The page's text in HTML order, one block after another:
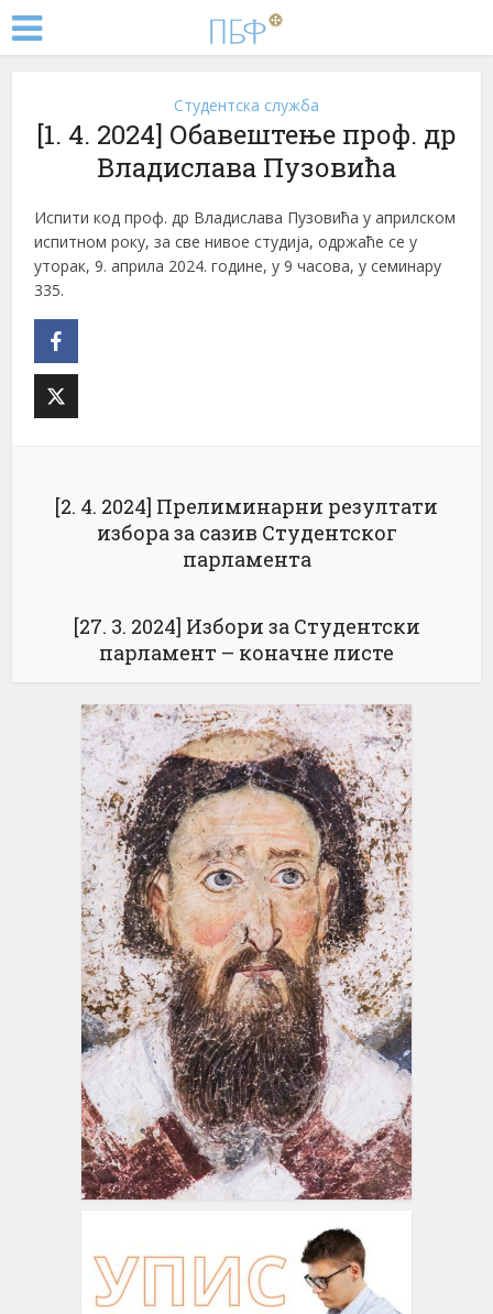
Студентска служба
[1. 4. 2024] Обавештење проф. др
Владислава Пузовића
Испити код проф. др Владислава Пузовића у априлском
испитном року, за све нивое студија, одржаће се у
уторак, 9. априла 2024. године, у 9 часова, у семинару
335.
[2. 4. 2024] Прелиминарни резултати
избора за сазив Студентског
парламента
[27. 3. 2024] Избори за Студентски
парламент – коначне листе